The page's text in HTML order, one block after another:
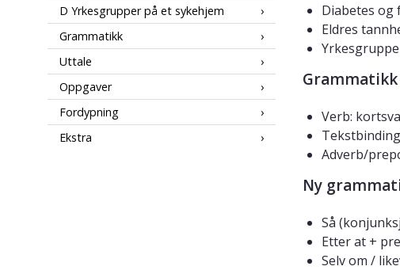
D Yrkesgrupper på et sykehjem
Grammatikk
Uttale
Oppgaver
Fordypning
Ekstra
Diabetes og
Eldres
Verb:
Adverb/
Ny
Så
Etter at +
Selv om /